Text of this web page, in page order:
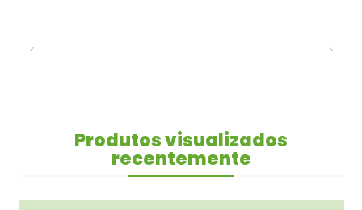
Produtos visualizados
recentemente